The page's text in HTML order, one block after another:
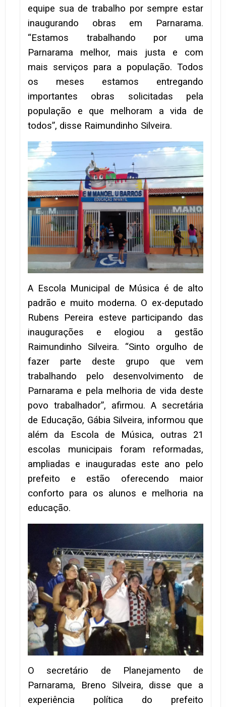
equipe sua de trabalho por sempre estar
inaugurando obras em Parnarama.
“Estamos trabalhando por uma
Parnarama melhor, mais justa e com
mais serviços para a população. Todos
os meses estamos entregando
importantes obras solicitadas pela
população e que melhoram a vida de
todos”, disse Raimundinho Silveira.
A Escola Municipal de Música é de alto
padrão e muito moderna. O ex-deputado
Rubens Pereira esteve participando das
inaugurações e elogiou a gestão
Raimundinho Silveira. “Sinto orgulho de
fazer parte deste grupo que vem
trabalhando pelo desenvolvimento de
Parnarama e pela melhoria de vida deste
povo trabalhador”, afirmou. A secretária
de Educação, Gábia Silveira, informou que
além da Escola de Música, outras 21
escolas municipais foram reformadas,
ampliadas e inauguradas este ano pelo
prefeito e estão oferecendo maior
conforto para os alunos e melhoria na
educação.
O secretário de Planejamento de
Parnarama, Breno Silveira, disse que a
experiência política do prefeito